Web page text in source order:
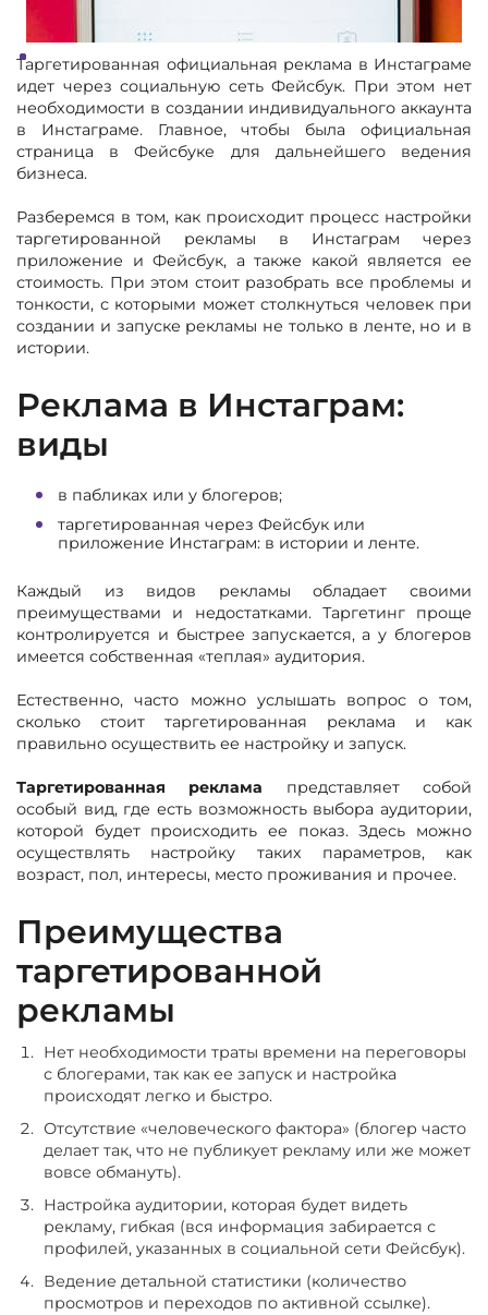
Таргетированная официальная реклама в Инстаграме
идет через социальную сеть Фейсбук. При этом нет
необходимости в создании индивидуального аккаунта
в Инстаграме. Главное, чтобы была официальная
страница в Фейсбуке для дальнейшего ведения
бизнеса.
Разберемся в том, как происходит процесс настройки
таргетированной рекламы в Инстаграм через
приложение и Фейсбук, а также какой является ее
стоимость. При этом стоит разобрать все проблемы и
тонкости, с которыми может столкнуться человек при
создании и запуске рекламы не только в ленте, но и в
истории.
Реклама в Инстаграм:
виды
в пабликах или у блогеров;
таргетированная через Фейсбук или
приложение Инстаграм: в истории и ленте.
Каждый из видов рекламы обладает своими
преимуществами и недостатками. Таргетинг проще
контролируется и быстрее запускается, а у блогеров
имеется собственная «теплая» аудитория.
Естественно, часто можно услышать вопрос о том,
сколько стоит таргетированная реклама и как
правильно осуществить ее настройку и запуск.
Таргетированная реклама представляет собой
особый вид, где есть возможность выбора аудитории,
которой будет происходить ее показ. Здесь можно
осуществлять настройку таких параметров, как
возраст, пол, интересы, место проживания и прочее.
Преимущества
таргетированной
рекламы
Нет необходимости траты времени на переговоры
с блогерами, так как ее запуск и настройка
происходят легко и быстро.
Отсутствие «человеческого фактора» (блогер часто
делает так, что не публикует рекламу или же может
вовсе обмануть).
Настройка аудитории, которая будет видеть
рекламу, гибкая (вся информация забирается с
профилей, указанных в социальной сети Фейсбук).
Ведение детальной статистики (количество
просмотров и переходов по активной ссылке).